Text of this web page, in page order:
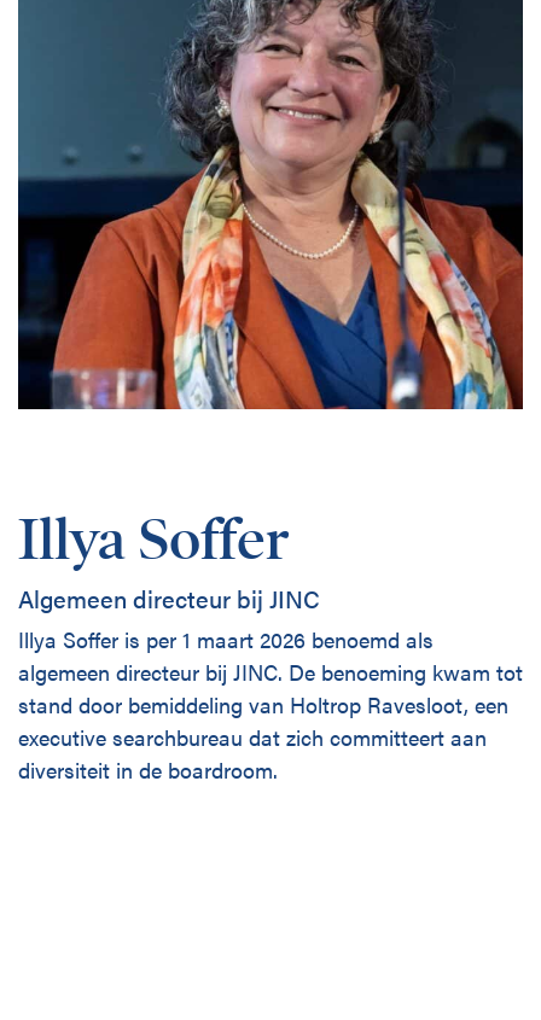
Illya Soffer
Algemeen directeur bij JINC
Illya Soffer is per 1 maart 2026 benoemd als
algemeen directeur bij JINC. De benoeming kwam tot
stand door bemiddeling van Holtrop Ravesloot, een
executive searchbureau dat zich committeert aan
diversiteit in de boardroom.